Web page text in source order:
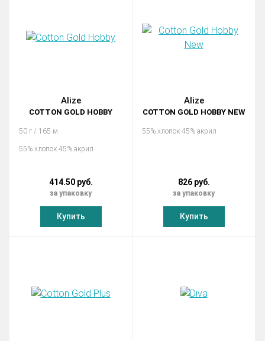
Alize
COTTON GOLD HOBBY
50 г / 165 м
55% хлопок 45% акрил
414.50 руб.
за упаковку
Купить
Alize
COTTON GOLD HOBBY NEW
55% хлопок 45% акрил
826 руб.
за упаковку
Купить